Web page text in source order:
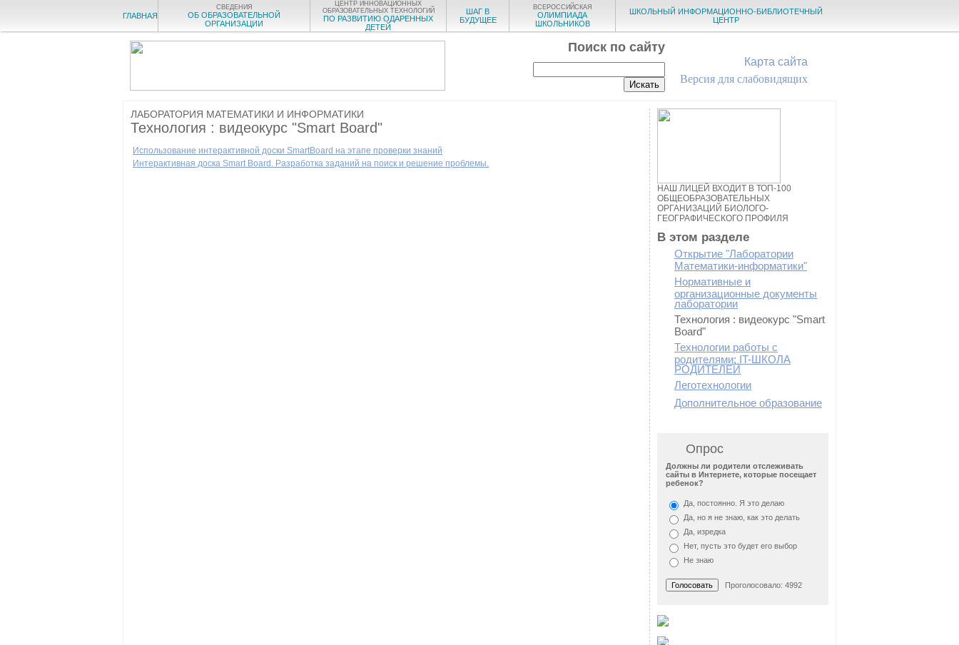
ГЛАВНАЯ
СВЕДЕНИЯ
ОБ ОБРАЗОВАТЕЛЬНОЙ
ОРГАНИЗАЦИИ
ЦЕНТР ИННОВАЦИОННЫХ
ОБРАЗОВАТЕЛЬНЫХ ТЕХНОЛОГИЙ
ПО РАЗВИТИЮ ОДАРЕННЫХ
ДЕТЕЙ
ШАГ В
БУДУЩЕЕ
ВСЕРОССИЙСКАЯ
ОЛИМПИАДА
ШКОЛЬНИКОВ
ШКОЛЬНЫЙ ИНФОРМАЦИОННО-БИБЛИОТЕЧНЫЙ
ЦЕНТР
Поиск по сайту
Карта сайта
Версия для слабовидящих
ЛАБОРАТОРИЯ МАТЕМАТИКИ И ИНФОРМАТИКИ
Технология : видеокурс "Smart Board"
Использование интерактивной доски SmartBoard на этапе проверки знаний
Интерактивная доска Smart Board. Разработка заданий на поиск и решение проблемы.
НАШ ЛИЦЕЙ ВХОДИТ В ТОП-100
ОБЩЕОБРАЗОВАТЕЛЬНЫХ
ОРГАНИЗАЦИЙ БИОЛОГО-
ГЕОГРАФИЧЕСКОГО ПРОФИЛЯ
В этом разделе
Открытие "Лаборатории
Математики-информатики"
Нормативные и
организационные документы
лаборатории
Технология : видеокурс "Smart
Board"
Технологии работы с
родителями: IT-ШКОЛА
РОДИТЕЛЕЙ
Леготехнологии
Дополнительное образование
Опрос
Должны ли родители отслеживать
сайты в Интернете, которые посещает
ребенок?
Да, постоянно. Я это делаю
Да, но я не знаю, как это делать
Да, изредка
Нет, пусть это будет его выбор
Не знаю
Проголосовало: 4992